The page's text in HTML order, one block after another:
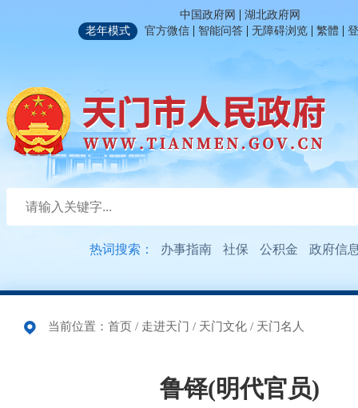
中国政府网 | 湖北政府网
老年模式
官方微信 | 智能问答 | 无障碍浏览 | 繁體 |
热词搜索： 办事指南 社保 公积金 政府信
当前位置： 首页 / 走进天门 / 天门文化 / 天门名人
鲁铎(明代官员)